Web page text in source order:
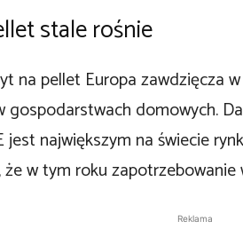
stale rośnie
na pellet Europa zawdzięcza
gospodarstwach domowych.
jest największym na świecie
w tym roku
Reklama